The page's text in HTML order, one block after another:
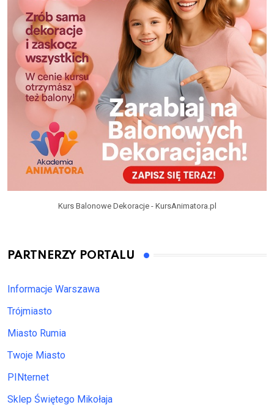
Kurs Balonowe Dekoracje - KursAnimatora.pl
PARTNERZY PORTALU
Informacje Warszawa
Trójmiasto
Miasto Rumia
Twoje Miasto
PINternet
Sklep Świętego Mikołaja